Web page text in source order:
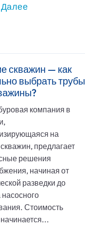
Далее
скважин — как
выбрать трубы
компания в
на
предлагает
решения
начиная от
разведки до
Стоимость